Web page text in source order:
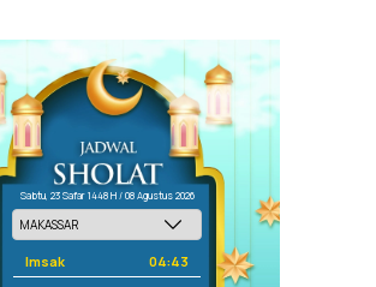
Sabtu, 23 Safar 1448 H / 08 Agustus 2026
Imsak 04:43